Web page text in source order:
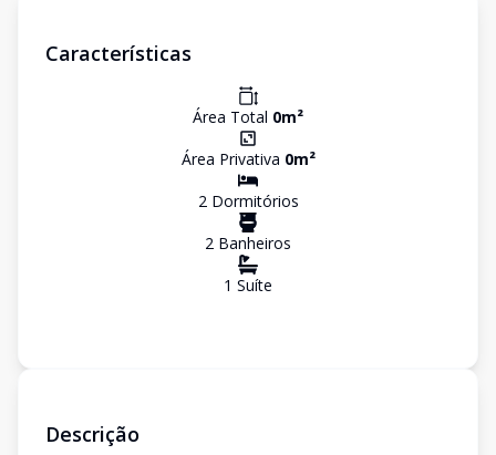
Características
Área Total 0m²
Área Privativa 0m²
2Dormitórios
2 Banheiros
1 Suíte
Descrição